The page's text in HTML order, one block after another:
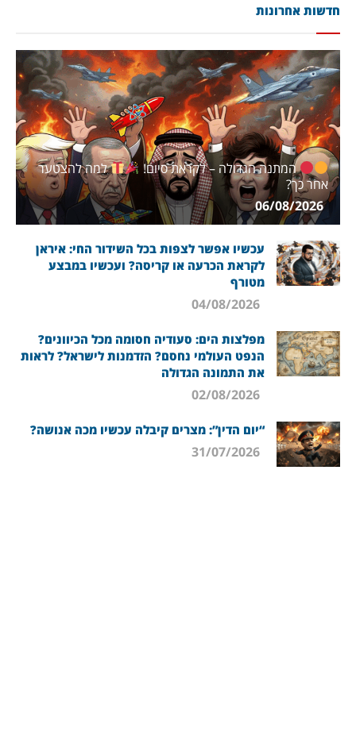
חדשות אחרונות
המתנה הגדולה – לקראת סיום!
למה להצטער
אחר כך?
06/08/2026
עכשיו אפשר לצפות בכל השידור החי: איראן
לקראת הכרעה או קריסה? ועכשיו במבצע
מטורף
מפלצות הים: סעודיה חסומה מכל הכיוונים?
הנפט העולמי נחסם? הזדמנות לישראל? לראות
את התמונה הגדולה
“יום הדין”: מצרים קיבלה עכשיו מכה אנושה?